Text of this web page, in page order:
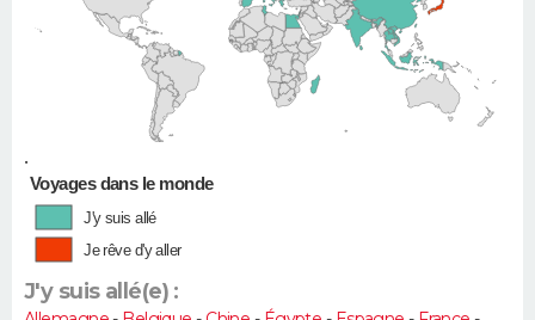
•
Voyages dans le monde
J'y suis allé
Je rêve d'y aller
J'y suis allé(e) :